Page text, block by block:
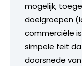
mogelijk,
doelgroepen
commerciële
simpele feit
doorsnede